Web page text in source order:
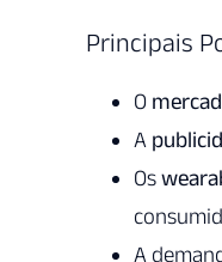
Principais
O
A
Os
A